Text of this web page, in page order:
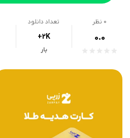
0 نظر
0.0
تعداد دانلود
+2K
بار